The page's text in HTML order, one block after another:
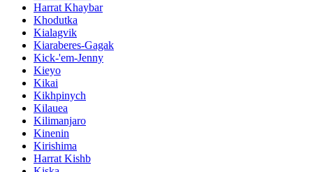
Harrat Khaybar
Khodutka
Kialagvik
Kiaraberes-Gagak
Kick-'em-Jenny
Kieyo
Kikai
Kikhpinych
Kilauea
Kilimanjaro
Kinenin
Kirishima
Harrat Kishb